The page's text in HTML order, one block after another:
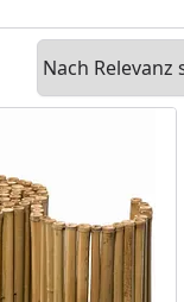
Sortieren